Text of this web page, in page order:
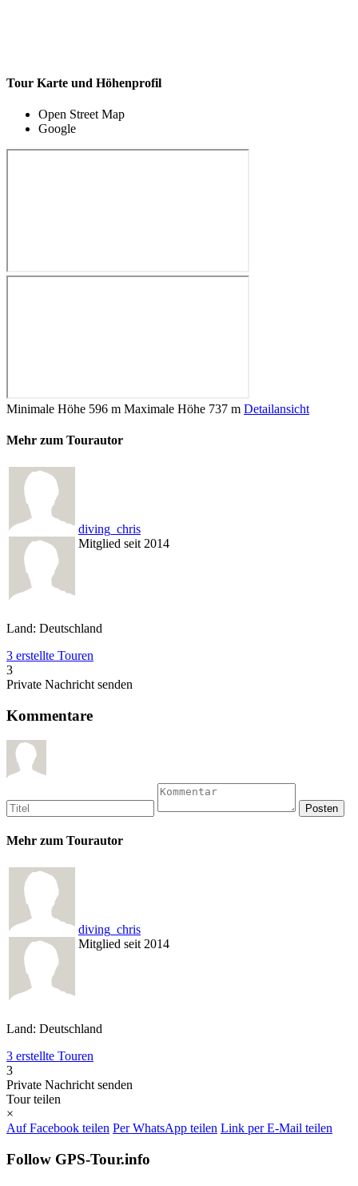
Tour Karte und Höhenprofil
Open Street Map
Google
Minimale Höhe 596 m Maximale Höhe 737 m Detailansicht
Mehr zum Tourautor
diving_chris
Mitglied seit 2014
Land: Deutschland
3 erstellte Touren
3
Private Nachricht senden
Kommentare
Mehr zum Tourautor
diving_chris
Mitglied seit 2014
Land: Deutschland
3 erstellte Touren
3
Private Nachricht senden
Tour teilen
×
Auf Facebook teilen Per WhatsApp teilen Link per E-Mail teilen
Follow GPS-Tour.info